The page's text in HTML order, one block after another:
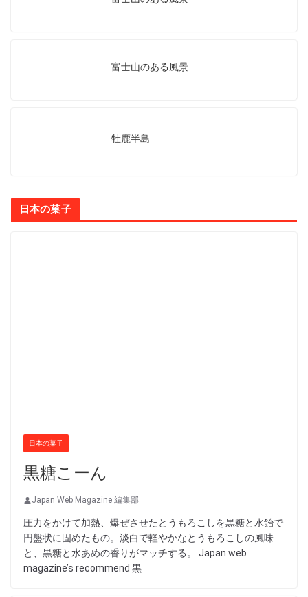
富士山のある風景
牡鹿半島
日本の菓子
日本の菓子
黒糖こーん
Japan Web Magazine 編集部
圧力をかけて加熱、爆ぜさせたとうもろこしを黒糖と水飴で
円盤状に固めたもの。淡白で軽やかなとうもろこしの風味
と、黒糖と水あめの香りがマッチする。 Japan web
magazine’s recommend 黒